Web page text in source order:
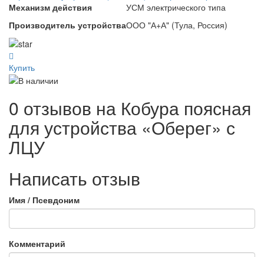
Механизм действия
УСМ электрического типа
Производитель устройстваООО "А+А" (Тула, Россия)
Купить
0 отзывов на Кобура поясная
для устройства «Оберег» с
ЛЦУ
Написать отзыв
Имя / Псевдоним
Комментарий